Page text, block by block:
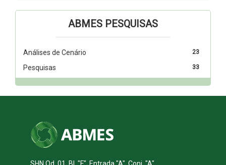
ABMES PESQUISAS
23
Análises de Cenário
33
Pesquisas
SHN Qd. 01, Bl. "F", Entrada "A", Conj. "A"